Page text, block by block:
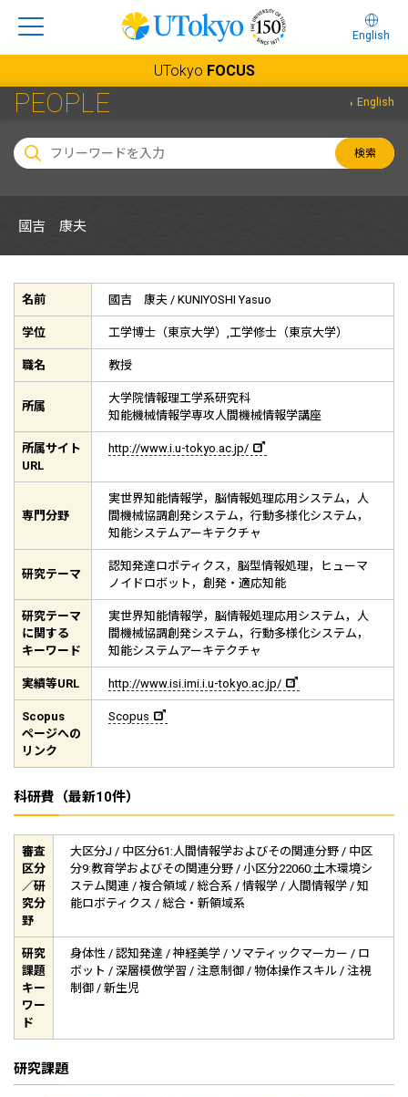
English
UTokyo FOCUS
PEOPLE English
検索
國吉 康夫
名前 國吉 康夫 / KUNIYOSHI Yasuo
学位 工学博士（東京大学）,工学修士（東京大学）
職名 教授
所属
大学院情報理工学系研究科
知能機械情報学専攻人間機械情報学講座
所属サイト
URL
http://www.i.u-tokyo.ac.jp/
専門分野
実世界知能情報学，脳情報処理応用システム，人
間機械協調創発システム，行動多様化システム，
知能システムアーキテクチャ
研究テーマ
認知発達ロボティクス，脳型情報処理，ヒューマ
ノイドロボット，創発・適応知能
研究テーマ
に関する
キーワード
実世界知能情報学，脳情報処理応用システム，人
間機械協調創発システム，行動多様化システム，
知能システムアーキテクチャ
実績等URL http://www.isi.imi.i.u-tokyo.ac.jp/
Scopus
ページへの
リンク
Scopus
科研費（最新10件）
審査
区分
／研
究分
野
大区分J / 中区分61:人間情報学およびその関連分野 / 中区
分9:教育学およびその関連分野 / 小区分22060:土木環境シ
ステム関連 / 複合領域 / 総合系 / 情報学 / 人間情報学 / 知
能ロボティクス / 総合・新領域系
研究
課題
キー
ワー
ド
身体性 / 認知発達 / 神経美学 / ソマティックマーカー / ロ
ボット / 深層模倣学習 / 注意制御 / 物体操作スキル / 注視
制御 / 新生児
研究課題